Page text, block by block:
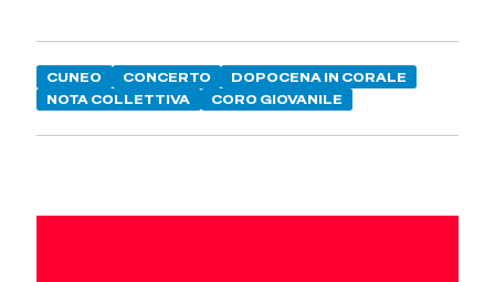
CUNEO CONCERTO
DOPOCENA IN CORALE
NOTA COLLETTIVA
CORO GIOVANILE